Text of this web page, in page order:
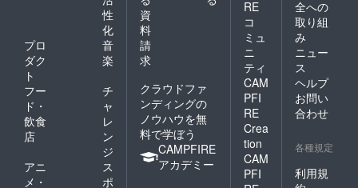
性
化
プロ
ダク
ト
音
楽
フー
ド・
飲食
店
チ
ャ
レ
ン
ジ
アニ
メ・
ス
ポ
資
料
請
求
クラウドファ
ンディングの
ノウハウを無
料で学ぼう
CAMPFIRE
アカデミー
RE
コ
ミュ
ニ
ティ
CAM
PFI
RE
Crea
tion
CAM
PFI
全への
取り組
み
ニュー
ス
ヘルプ
お問い
合わせ
各種規定
利用規